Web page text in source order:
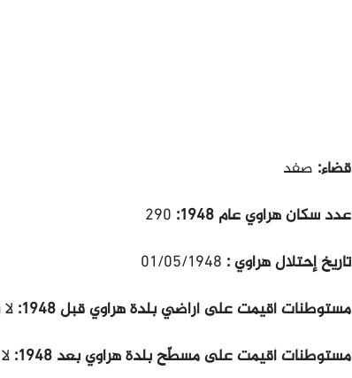
قضاء: صفد
عدد سكان هراوي عام 1948:
تاريخ إحتلال هراوي :
مستوطنات أقيمت على أراضي بلدة هراوي قبل 1948:
مستوطنات أقيمت على مسطّح بلدة هراوي بعد 1948: